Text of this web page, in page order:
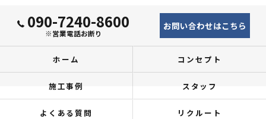
090-7240-8600
※営業電話お断り
お問い合わせはこちら
ホーム コンセプト
施工事例 スタッフ
よくある質問 リクルート